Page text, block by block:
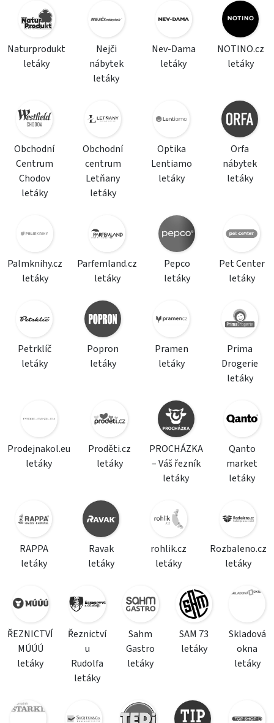
Naturprodukt
letáky
Nejči
nábytek
letáky
Nev-Dama
letáky
NOTINO.cz
letáky
Obchodní
Centrum
Chodov
letáky
Obchodní
centrum
Letňany
letáky
Optika
Lentiamo
letáky
Orfa
nábytek
letáky
Palmknihy.cz
letáky
Parfemland.cz
letáky
Pepco
letáky
Pet Center
letáky
Petrklíč
letáky
Popron
letáky
Pramen
letáky
Prima
Drogerie
letáky
Prodejnakol.eu
letáky
Proděti.cz
letáky
PROCHÁZKA
– Váš řezník
letáky
Qanto
market
letáky
RAPPA
letáky
Ravak
letáky
rohlik.cz
letáky
Rozbaleno.cz
letáky
ŘEZNICTVÍ
MÚÚÚ
letáky
Řeznictví
u
Rudolfa
letáky
Sahm
Gastro
letáky
SAM 73
letáky
Skladová
okna
letáky